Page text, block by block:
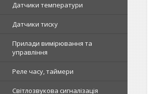
Датчики температури
Датчики тиску
Прилади вимірювання та
управління
Реле часу, таймери
Світлозвукова сигналізація